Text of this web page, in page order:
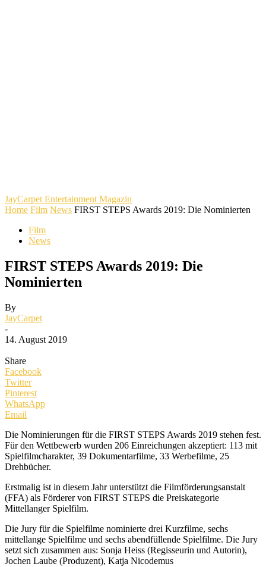
JayCarpet Entertainment Magazin
Home Film News FIRST STEPS Awards 2019: Die Nominierten
Film
News
FIRST STEPS Awards 2019: Die
Nominierten
By
JayCarpet
-
14. August 2019
Share
Facebook
Twitter
Pinterest
WhatsApp
Email
Die Nominierungen für die FIRST STEPS Awards 2019 stehen fest.
Für den Wettbewerb wurden 206 Einreichungen akzeptiert: 113 mit
Spielfilmcharakter, 39 Dokumentarfilme, 33 Werbefilme, 25
Drehbücher.
Erstmalig ist in diesem Jahr unterstützt die Filmförderungsanstalt
(FFA) als Förderer von FIRST STEPS die Preiskategorie
Mittellanger Spielfilm.
Die Jury für die Spielfilme nominierte drei Kurzfilme, sechs
mittellange Spielfilme und sechs abendfüllende Spielfilme. Die Jury
setzt sich zusammen aus: Sonja Heiss (Regisseurin und Autorin),
Jochen Laube (Produzent), Katja Nicodemus